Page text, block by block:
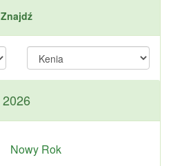
Znajdź
2026
Nowy Rok